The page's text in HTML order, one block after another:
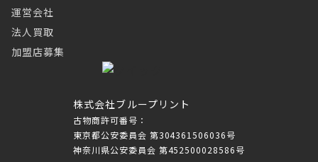
株式会社ブループリント
古物商許可番号：
東京都公安委員会 第304361506036号
神奈川県公安委員会 第452500028586号
運営会社
法人買取
加盟店募集